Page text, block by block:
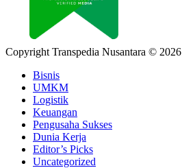
Copyright Transpedia Nusantara © 2026
Bisnis
UMKM
Logistik
Keuangan
Pengusaha Sukses
Dunia Kerja
Editor’s Picks
Uncategorized